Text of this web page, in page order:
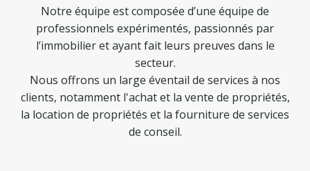
Notre équipe est composée d’une équipe de
professionnels expérimentés, passionnés par
l’immobilier et ayant fait leurs preuves dans le
secteur.
Nous offrons un large éventail de services à nos
clients, notamment l'achat et la vente de propriétés,
la location de propriétés et la fourniture de services
de conseil.